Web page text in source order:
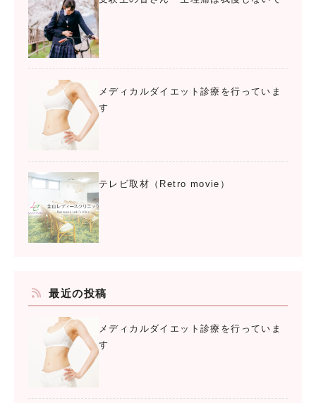
メディカルダイエット診療を行っていま
す
テレビ取材（Retro movie）
最近の投稿
メディカルダイエット診療を行っていま
す